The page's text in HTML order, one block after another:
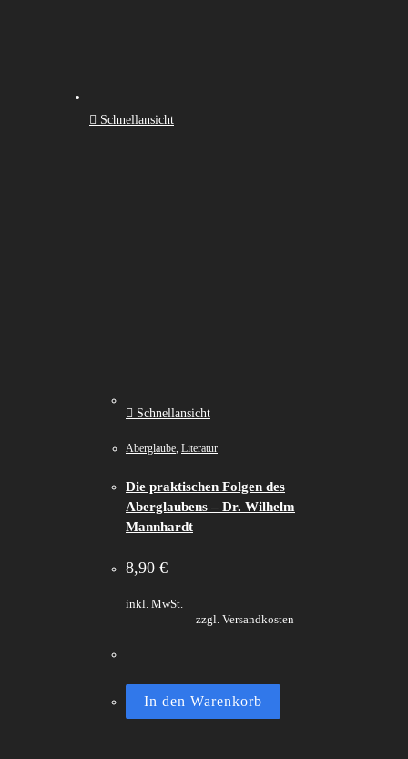
Schnellansicht
Schnellansicht
Aberglaube, Literatur
Die praktischen Folgen des
Aberglaubens – Dr. Wilhelm
Mannhardt
8,90 €
inkl. MwSt.
zzgl. Versandkosten
In den Warenkorb